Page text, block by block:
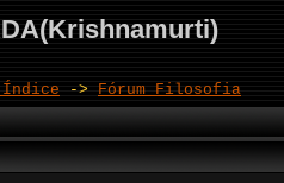
-> Fórum Filosofia